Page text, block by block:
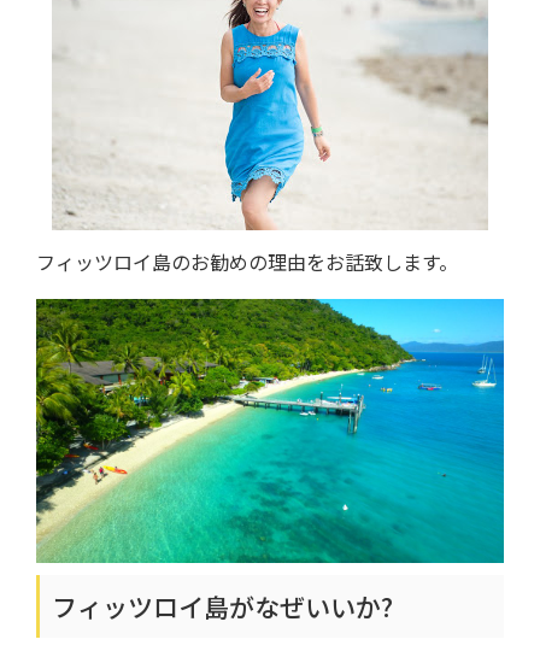
フィッツロイ島のお勧めの理由をお話致します。
フィッツロイ島がなぜいいか?